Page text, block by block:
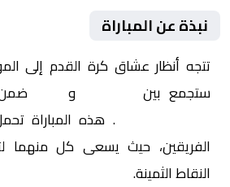
نبذة عن المباراة
تتجه أنظار عشاق كرة القدم إلى
ستجمع بين
و
. هذه المباراة
الفريقين، حيث يسعى كل منهما
النقاط الثمينة.